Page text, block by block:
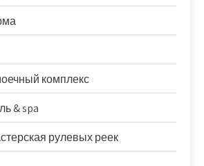
комплекс
& spa
рулевых реек